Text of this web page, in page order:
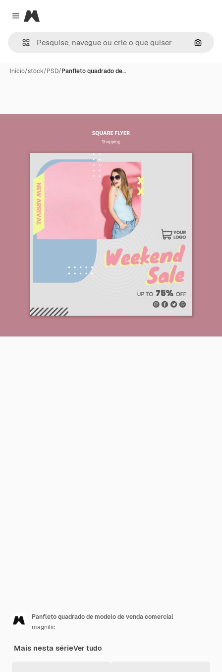
Close menu
Magnific
Início/stock/PSD/Panfleto quadrado de…
Panfleto quadrado de modelo de venda comercial
magnific
Mais nesta sérieVer tudo